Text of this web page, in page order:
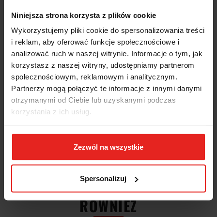
Niniejsza strona korzysta z plików cookie
Wykorzystujemy pliki cookie do spersonalizowania treści
i reklam, aby oferować funkcje społecznościowe i
analizować ruch w naszej witrynie. Informacje o tym, jak
korzystasz z naszej witryny, udostępniamy partnerom
społecznościowym, reklamowym i analitycznym.
Partnerzy mogą połączyć te informacje z innymi danymi
otrzymanymi od Ciebie lub uzyskanymi podczas
korzystania z ich usług.
Zezwól na wszystkie
Spersonalizuj
36605 019 Forum:
zastosowany został drut mosiężny, falisty do szczotek
elastycznych
idealny do lekkiego czyszczenia i prac wykończeniowych
nadaje się do metali nieżelaznych (szczególnie do miedzi i
korpus z drewna bukowego
krawędzie zaokrąglone
długość całkowita: 295mm
długość powierzchni odrutowanej: 145mm
grubość drutu: 0,30mm
INNI KLIENCI KUPILI
RÓWNIEŻ